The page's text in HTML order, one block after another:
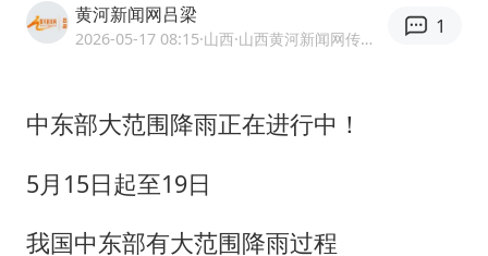
47岁妈妈突然产女 26岁女儿：很震惊
黄河新闻网吕梁
2026-05-17 08:15·山西 ·山西黄河新闻网传媒有限责任公司吕梁分公司官方账号
1
中东部大范围降雨正在进行中！
5月15日起至19日
我国中东部有大范围降雨过程